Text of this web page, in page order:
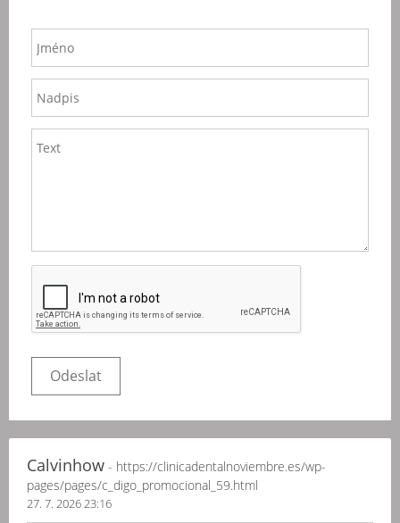
Calvinhow - https://clinicadentalnoviembre.es/wp-
pages/pages/c_digo_promocional_59.html
27. 7. 2026 23:16